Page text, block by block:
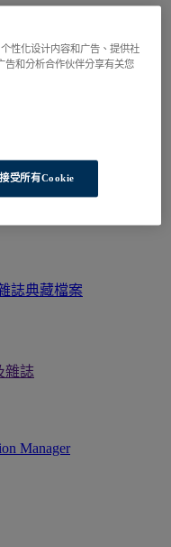
探索服務
誌典藏檔案
雜誌
Manager
性化设计内容和广告、提供社
告和分析合作伙伴分享有关您
接受所有Cookie